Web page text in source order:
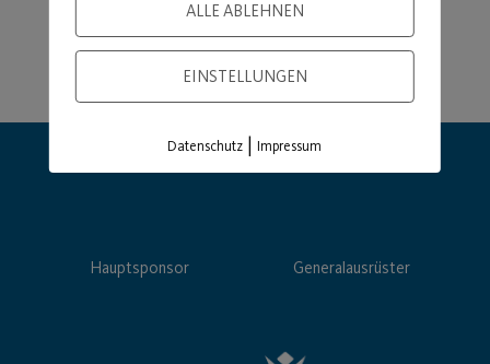
Hauptsponsor Generalausrüster
ALLE ABLEHNEN
EINSTELLUNGEN
Datenschutz |Impressum